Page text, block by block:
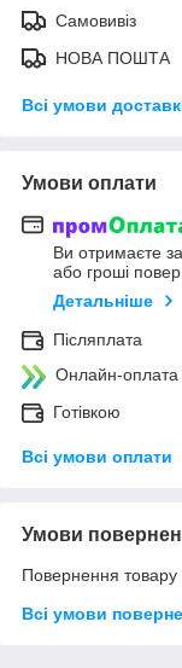
Самовивіз
НОВА ПОШТА
Всі умови
Умови оплати
Ви отримаєте
або гроші
Детальніше
Післяплата
Онлайн-оплата
Готівкою
Всі умови оплати
Умови
Повернення товару
Всі умови